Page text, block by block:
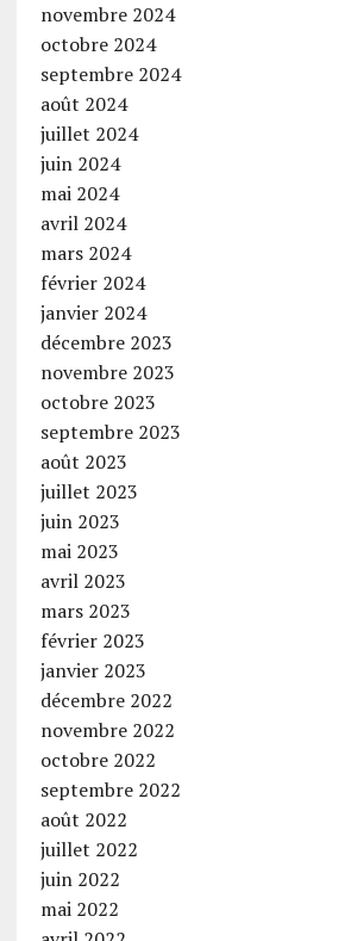
novembre 2024
octobre 2024
septembre 2024
août 2024
juillet 2024
juin 2024
mai 2024
avril 2024
mars 2024
février 2024
janvier 2024
décembre 2023
novembre 2023
octobre 2023
septembre 2023
août 2023
juillet 2023
juin 2023
mai 2023
avril 2023
mars 2023
février 2023
janvier 2023
décembre 2022
novembre 2022
octobre 2022
septembre 2022
août 2022
juillet 2022
juin 2022
mai 2022